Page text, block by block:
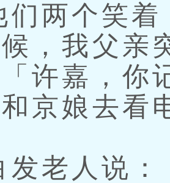
两个笑着
，我父亲
许嘉，你
京娘去看
老人说：